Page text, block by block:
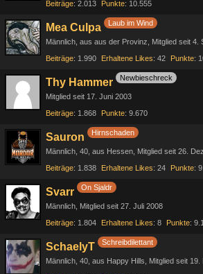
Beiträge 2.013 Punkte 10.555
Mea Culpa Laub im Wind
Männlich aus aus der Provinz
Mitglied seit 4.
Beiträge 1.990 Erhaltene Likes 42 Punkte
Thy Hammer Newbieschreck
Mitglied seit 17. Juni 2003
Beiträge 1.868 Punkte 9.670
Sauron Hirnschaden
Männlich 40 aus Hessen Mitglied seit 26.
Beiträge 1.838 Erhaltene Likes 24 Punkte
Svarr On Sjaldr
Männlich Mitglied seit 27. Juli 2008
Beiträge 1.804 Erhaltene Likes 8 Punkte
SchaelyT Schreibdilettant
Männlich 40 aus Happy Hills
Mitglied seit